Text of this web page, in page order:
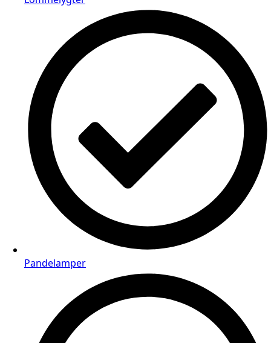
Pandelamper